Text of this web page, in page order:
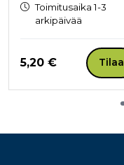
Toimitusaika 1-3
arkipäivää
Hinta nyt
5,20 € Tilaa